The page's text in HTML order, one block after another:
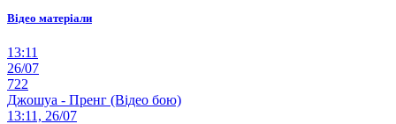
Відео матеріали
13:11
26/07
722
Джошуа - Пренг (Відео бою)
13:11, 26/07